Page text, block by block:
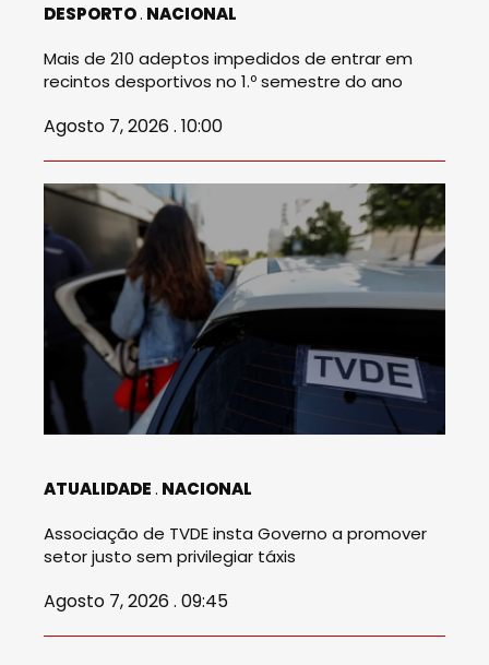
DESPORTO NACIONAL
Mais de 210 adeptos impedidos de entrar em
recintos desportivos no 1.º semestre do ano
Agosto 7, 2026 . 10:00
ATUALIDADE NACIONAL
Associação de TVDE insta Governo a promover
setor justo sem privilegiar táxis
Agosto 7, 2026 . 09:45